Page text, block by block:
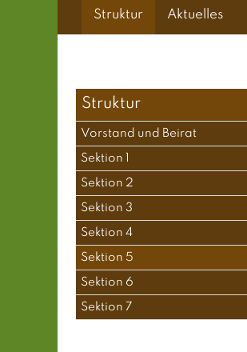
Struktur Aktuelles
Struktur
Vorstand und Beirat
Sektion 1
Sektion 2
Sektion 3
Sektion 4
Sektion 5
Sektion 6
Sektion 7